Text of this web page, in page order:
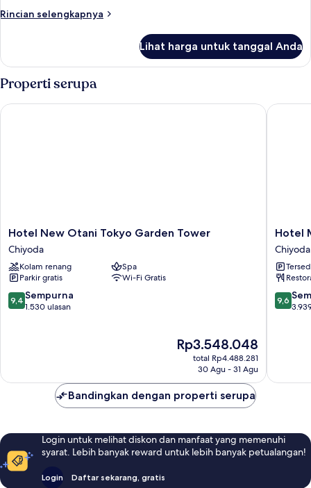
Boleh
kota
Rincian selengkapnya
Rincian
Kamar
1
Tidur
Lihat harga untuk tanggal Anda
Properti serupa
Hotel
New
Otani
Tokyo
Garden
Tower
Chiyoda
Hotel New Otani Tokyo Garden Tower
Chiyoda
Kolam renang
Spa
Parkir gratis
Wi-Fi Gratis
9.4
dari
9,4 Sempurna
1.530 ulasan
Harga
sekarang
Rp3.548.048
Rp3.548.048
total Rp4.488.281
30 Agu - 31 Agu
Hotel New Otani Tokyo Garden Tower
Hotel
Edmont
Tokyo
Chiyoda
Hotel
Chiyoda
9.6
dari
9,6
Hotel
Bandingkan dengan properti serupa
Login untuk melihat diskon dan manfaat yang memenuhi
syarat. Lebih banyak reward untuk lebih banyak petualangan!
Login Daftar sekarang, gratis